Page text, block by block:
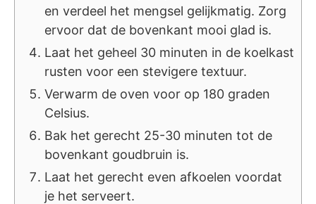
en verdeel het mengsel gelijkmatig. Zorg
ervoor dat de bovenkant mooi glad is.
Laat het geheel 30 minuten in de koelkast
rusten voor een stevigere textuur.
Verwarm de oven voor op 180 graden
Celsius.
Bak het gerecht 25-30 minuten tot de
bovenkant goudbruin is.
Laat het gerecht even afkoelen voordat
je het serveert.